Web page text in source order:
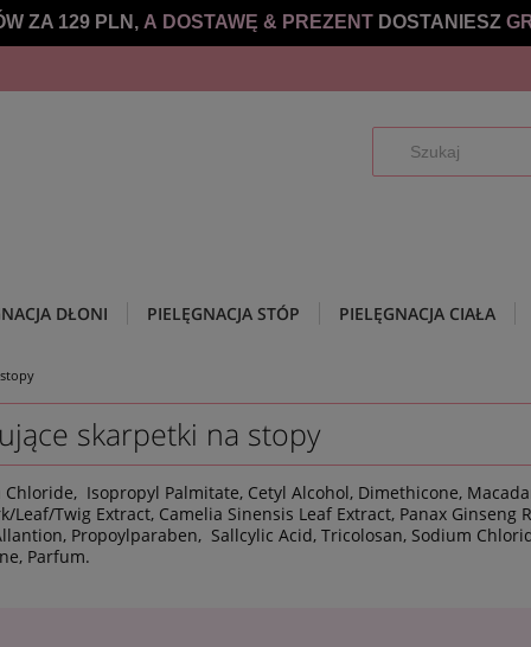
ZA 129 PLN, A DOSTAWĘ & PREZENT DOSTANIESZ
DŁONI PIELĘGNACJA STÓP PIELĘGNACJA CIAŁA
skarpetki na stopy
Isopropyl Palmitate, Cetyl Alcohol, Dimethicone,
Twig Extract, Camelia Sinensis Leaf Extract, Panax Ginseng
Propoylparaben, Sallcylic Acid, Tricolosan, Sodium
Parfum.